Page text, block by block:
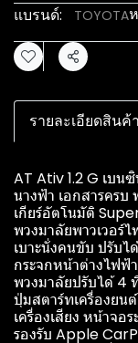
แบรนด์:
TOYOTA
แชร์
รายละเอียดสินค้า
AT Ativ 1.2 G เบน
นางฟ้า เอกสารครบ
เกียร์อัตโนมัติ
พวงมาลัยพาวเวอร์ไ
เบาะนั่งคนขับ ปรับไ
กระจกหน้าต่างไฟ
พวงมาลัยปรับได้ 4
ปุ่มสตาร์ทเครื่องยนต์
เครื่องเสียง หน้าจอ
รองรับ Apple